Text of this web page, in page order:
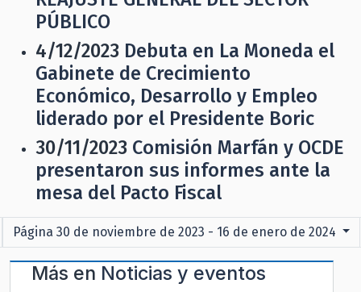
PÚBLICO
4/12/2023 Debuta en La Moneda el
Gabinete de Crecimiento
Económico, Desarrollo y Empleo
liderado por el Presidente Boric
30/11/2023 Comisión Marfán y OCDE
presentaron sus informes ante la
mesa del Pacto Fiscal
Página 30 de noviembre de 2023 - 16 de enero de 2024
Más en Noticias y eventos